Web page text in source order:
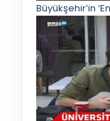
Büyükşehir’in